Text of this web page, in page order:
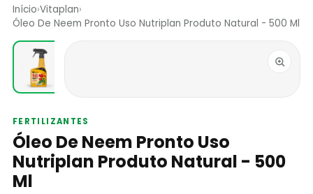
Início›Vitaplan›
Óleo De Neem Pronto Uso Nutriplan Produto Natural - 500 Ml
FERTILIZANTES
Óleo De Neem Pronto Uso
Nutriplan Produto Natural - 500
Ml